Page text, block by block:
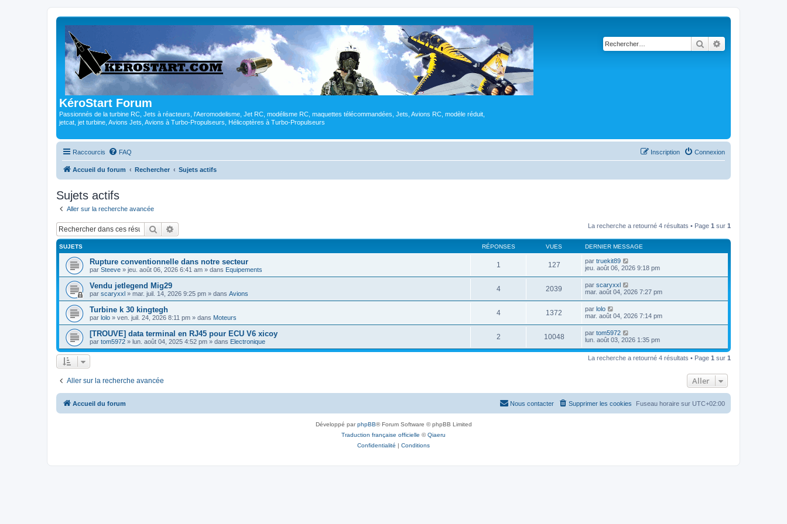
KéroStart Forum
Passionnés de la turbine RC, Jets à réacteurs, l'Aeromodelisme, Jet RC, modélisme RC, maquettes télécommandées, Jets, Avions RC, modèle réduit,
jetcat, jet turbine, Avions Jets, Avions à Turbo-Propulseurs, Hélicoptères à Turbo-Propulseurs
Rechercher
Raccourcis FAQ Connexion
Inscription
Accueil du forum Rechercher Sujets actifs
Sujets actifs
Aller sur la recherche avancée
Rechercher La recherche a retourné 4 résultats • Page 1 sur 1
SUJETS RÉPONSES VUES DERNIER MESSAGE
Rupture conventionnelle dans notre secteur
par Steeve » jeu. août 06, 2026 6:41 am » dans Equipements
1 127 par truekit89
jeu. août 06, 2026 9:18 pm
Vendu jetlegend Mig29
par scaryxxl » mar. juil. 14, 2026 9:25 pm » dans Avions
4 2039 par scaryxxl
mar. août 04, 2026 7:27 pm
Turbine k 30 kingtegh
par lolo » ven. juil. 24, 2026 8:11 pm » dans Moteurs
4 1372 par lolo
mar. août 04, 2026 7:14 pm
[TROUVE] data terminal en RJ45 pour ECU V6 xicoy
par tom5972 » lun. août 04, 2025 4:52 pm » dans Electronique
2 10048 par tom5972
lun. août 03, 2026 1:35 pm
La recherche a retourné 4 résultats • Page 1 sur 1
Aller sur la recherche avancée Aller
Accueil du forum Fuseau horaire sur UTC+02:00
Supprimer les cookies
Nous contacter
Développé parphpBB® Forum Software © phpBB Limited
Traduction française officielle ©Qiaeru
Confidentialité | Conditions